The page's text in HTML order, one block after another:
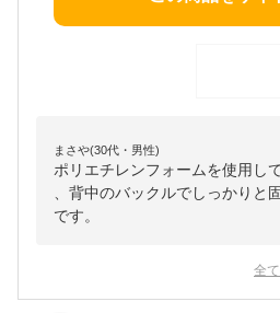
まさや(30代・男性)
ポリエチレンフォームを使用し
、背中のバックルでしっかりと
です。
全